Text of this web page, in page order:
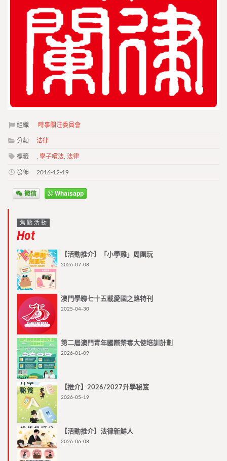
組織 時事關注委員會
分類 法律
標籤 學子嚐法 法律
發佈 2016-12-19
微信 Whatsapp
焦點活動
Hot
【活動推介】「小學雞」周圍玩
2026-07-08
澳門學聯七十五載愛國之路特刊
2025-04-30
第二屆澳門青年國際禁毒大使培訓計劃
2026-01-09
【推介】2026/2027升學秘笈
2026-05-19
【活動推介】法律新鮮人
2026-06-08